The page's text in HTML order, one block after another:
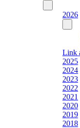
2026
Link
2025
2024
2023
2022
2021
2020
2019
2018